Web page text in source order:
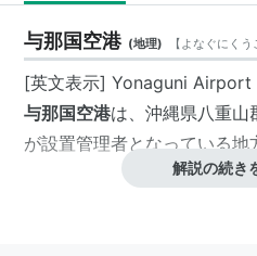
与那国空港 (地理) 【よなぐにくう
[英文表示] Yonaguni Airport
与那国空港は、沖縄県八重山
が設置管理者となっている地
解説の続き